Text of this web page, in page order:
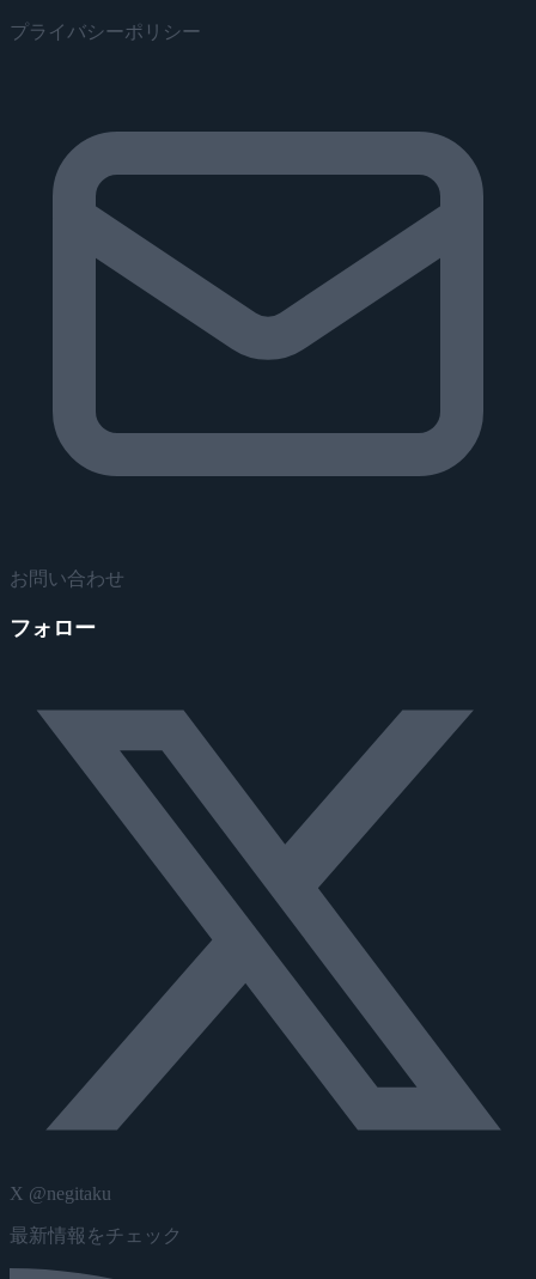
プライバシーポリシー
お問い合わせ
フォロー
X @negitaku
最新情報をチェック